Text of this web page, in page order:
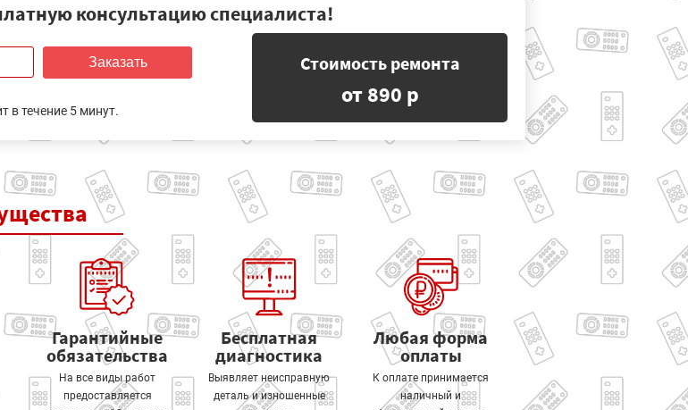
консультацию специалиста!
Стоимость ремонта
от 890 р
Заказать
в течение 5 минут.
Гарантийные
обязательства
На все виды работ
предоставляется
Бесплатная
диагностика
Выявляет неисправную
деталь и изношенные
Любая форма
оплаты
К оплате принимается
наличный и